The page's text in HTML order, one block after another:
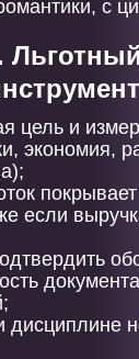
с
цель и
экономия,
если
дисциплине